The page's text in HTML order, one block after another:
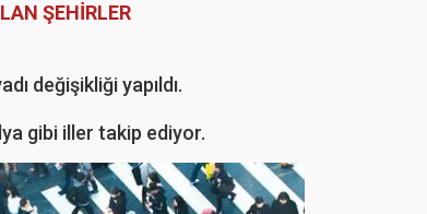
ŞEHİRLER
değişikliği yapıldı.
gibi iller takip ediyor.